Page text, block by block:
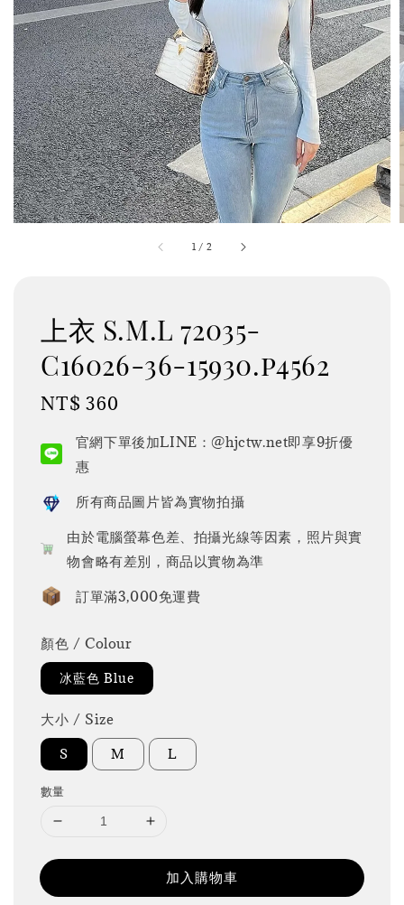
1 / 2
上衣 S.M.L 72035-
C16026-36-15930.p4562
Regular
NT$ 360
官網下單後加LINE：@hjctw.net即享9折優
惠
所有商品圖片皆為實物拍攝
由於電腦螢幕色差、拍攝光線等因素，照片與實
物會略有差別，商品以實物為準
訂單滿3,000免運費
顏色 / Colour
冰藍色 Blue
大小 / Size
S M L
數量
加入購物車